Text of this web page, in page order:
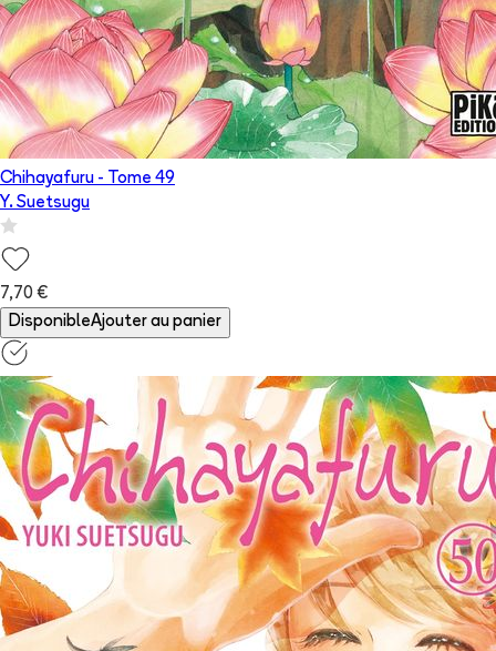
Chihayafuru - Tome 49
Y. Suetsugu
7,70 €
DisponibleAjouter au panier